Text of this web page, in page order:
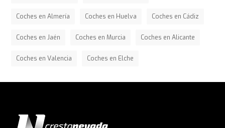
Coches en Almería Coches en Huelva Coches en Cádiz
Coches en Jaén Coches en Murcia Coches en Alicante
Coches en Valencia Coches en Elche